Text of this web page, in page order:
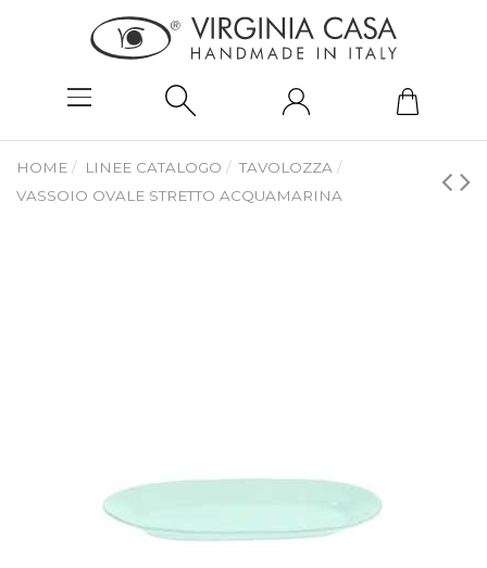
HOME LINEE CATALOGO
TAVOLOZZA
VASSOIO OVALE STRETTO ACQUAMARINA